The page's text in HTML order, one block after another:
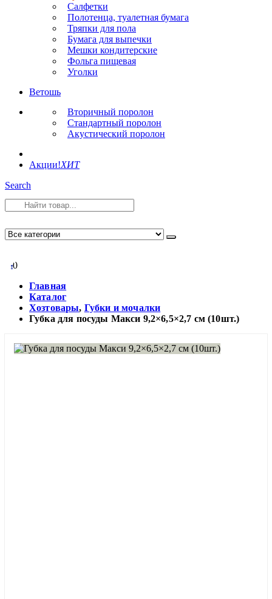
Салфетки
Полотенца, туалетная бумага
Тряпки для пола
Бумага для выпечки
Мешки кондитерские
Фольга пищевая
Уголки
Ветошь
Вторичный поролон
Стандартный поролон
Акустический поролон
Акции!ХИТ
Search
00
Главная
Каталог
Хозтовары, Губки и мочалки
Губка для посуды Макси 9,2×6,5×2,7 см (10шт.)